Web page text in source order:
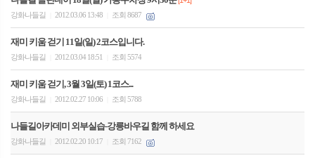
강화나들길
2012.03.06 13:48 조회 8687
재미 키움 걷기 11일(일) 2코스입니다.
강화나들길 2012.03.04 18:51 조회 5574
재미 키움 걷기, 3월 3일(토) 1코스...
강화나들길 2012.02.27 10:06 조회 5788
나들길아카데미 외부실습-강릉바우길 함께 하세요
강화나들길 2012.02.20 10:17 조회 7162